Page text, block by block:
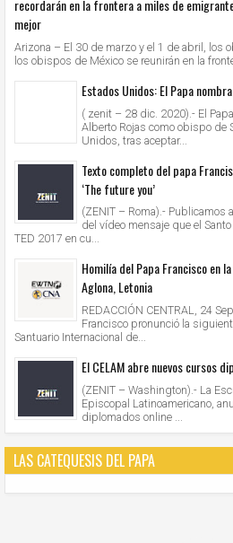
recordarán en la frontera a miles de
mejor
Arizona – El 30 de marzo y el 1 de abril, los
los obispos de México se reunirán en la
Estados Unidos: El Papa
( zenit – 28 dic. 2020).- El
Alberto Rojas como obispo de
Unidos, tras aceptar...
Texto completo del papa
‘The future you’
(ZENIT – Roma).- Publicamos
del vídeo mensaje que el
TED 2017 en cu...
Homilía del Papa Francisco en
Aglona, Letonia
REDACCIÓN CENTRAL, 24
Francisco pronunció la
Santuario Internacional de...
El CELAM abre nuevos cursos
(ZENIT – Washington).- La
Episcopal Latinoamericano,
diplomados online ...
LAS CATEQUESIS DEL PAPA